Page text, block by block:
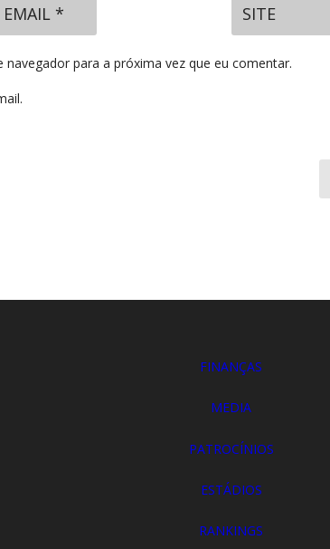
para a próxima vez que eu comentar.
FINANÇAS
MEDIA
PATROCÍNIOS
ESTÁDIOS
RANKINGS